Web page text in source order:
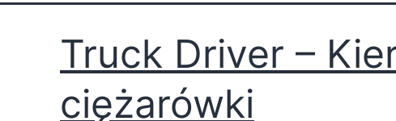
Truck Driver –
ciężarówki